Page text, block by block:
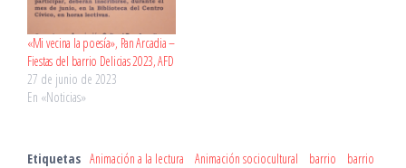
«Mi vecina la poesía», Pan Arcadia –
Fiestas del barrio Delicias 2023, AFD
27 de junio de 2023
En «Noticias»
Etiquetas Animación a la lectura Animación sociocultural barrio
barrio